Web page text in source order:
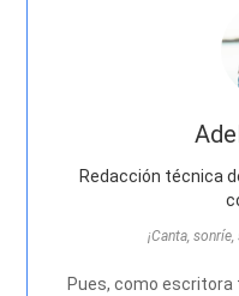
Redacción técnica
¡Canta,
Pues, como escritora